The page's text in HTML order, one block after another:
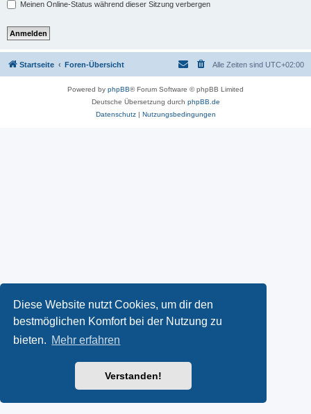
Diese Website nutzt Cookies, um dir den
bestmöglichen Komfort bei der Nutzung zu
bieten. Mehr erfahren
Verstanden!
Meinen Online-Status während dieser Sitzung verbergen
Startseite Foren-Übersicht Alle Zeiten sind UTC+02:00
Powered by phpBB® Forum Software © phpBB Limited
Deutsche Übersetzung durch phpBB.de
Datenschutz| Nutzungsbedingungen